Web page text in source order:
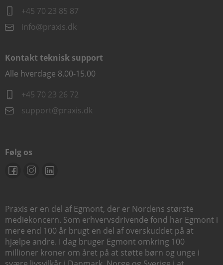
+45 70 23 85 87
info@praxis.dk
Kontakt teknisk support
Alle hverdage 8.00-15.00
+45 70 23 26 72
support@praxis.dk
Følg os
Praxis er en del af Egmont, der er Nordens største
mediekoncern. Som erhvervsdrivende fond har Egmont i
mere end 100 år brugt en del af overskuddet på at
hjælpe andre. I dag bruger Egmont omkring 100
millioner kroner om året på at støtte børn og unge i